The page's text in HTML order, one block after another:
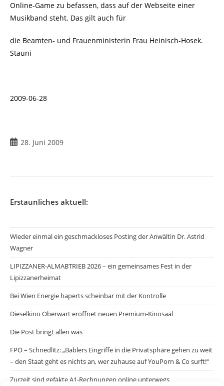
Online-Game zu befassen, dass auf der Webseite einer
Musikband steht. Das gilt auch für
die Beamten- und Frauenministerin Frau Heinisch-Hosek.
Stauni
2009-06-28
28. Juni 2009
Erstaunliches aktuell:
Wieder einmal ein geschmackloses Posting der Anwältin Dr. Astrid
Wagner
LIPIZZANER-ALMABTRIEB 2026 – ein gemeinsames Fest in der
Lipizzanerheimat
Bei Wien Energie haperts scheinbar mit der Kontrolle
Dieselkino Oberwart eröffnet neuen Premium-Kinosaal
Die Post bringt allen was
FPÖ – Schnedlitz: „Bablers Eingriffe in die Privatsphäre gehen zu weit
– den Staat geht es nichts an, wer zuhause auf YouPorn & Co surft!“
Zurzeit sind gefakte A1-Rechnungen online unterwegs